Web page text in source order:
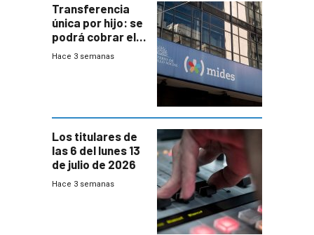
Transferencia
única por hijo: se
podrá cobrar el
100% en efectivo
Hace 3 semanas
Los titulares de
las 6 del lunes 13
de julio de 2026
Hace 3 semanas